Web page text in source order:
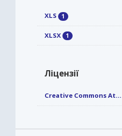
XLS 1
XLSX 1
Ліцензії
Creative Commons At...